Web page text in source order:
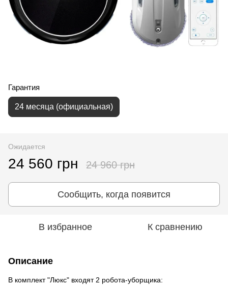
Гарантия
24 месяца (официальная)
Ожидается
24 560 грн 24 960 грн
Сообщить, когда появится
В избранное К сравнению
Описание
В комплект "Люкс" входят 2 робота-уборщика: